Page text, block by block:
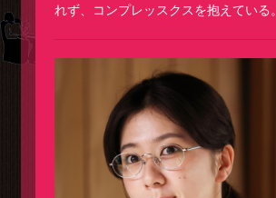
れず、コンプレッスクスを抱えている。